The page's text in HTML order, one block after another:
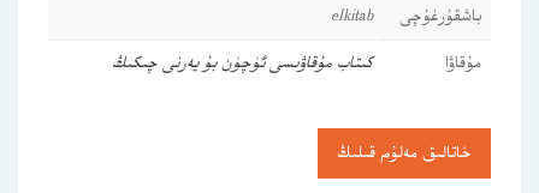
باشقۇرغۇچى
elkitab
مۇقاۋا
كىتاب مۇقاۋىسى ئۈچۈن بۇ يەرنى چىكىڭ
خاتالىق مەلۇم قىلىڭ